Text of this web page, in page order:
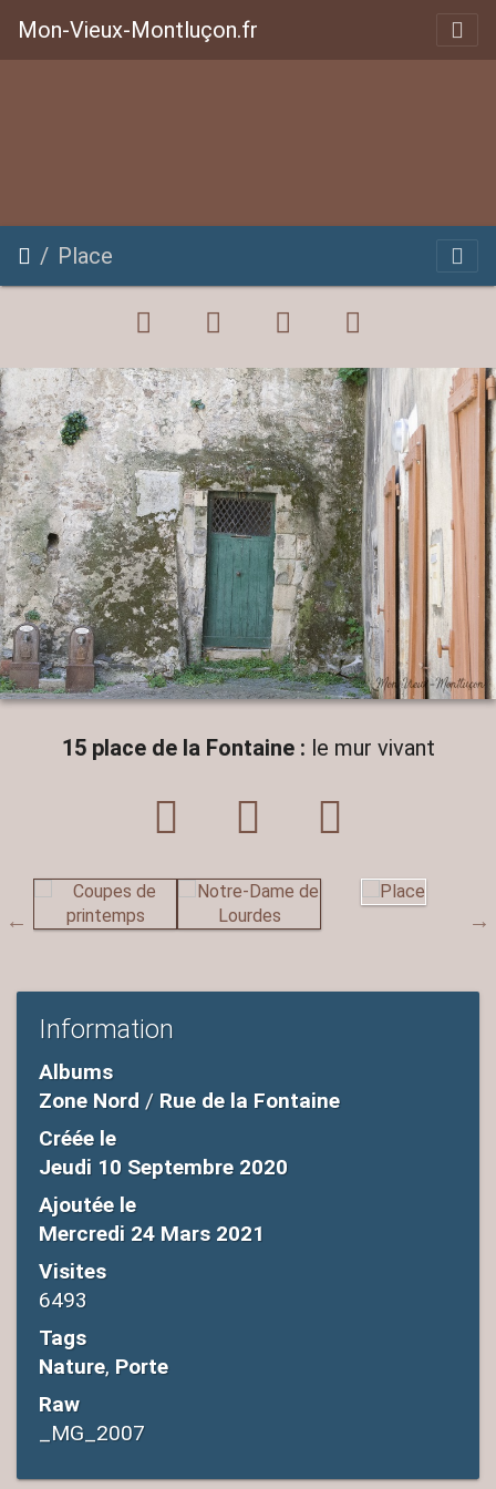
Mon-Vieux-Montluçon.fr
Place
15 place de la Fontaine : le mur vivant
Information
Albums
Zone Nord / Rue de la Fontaine
Créée le
Jeudi 10 Septembre 2020
Ajoutée le
Mercredi 24 Mars 2021
Visites
6493
Tags
Nature, Porte
Raw
_MG_2007